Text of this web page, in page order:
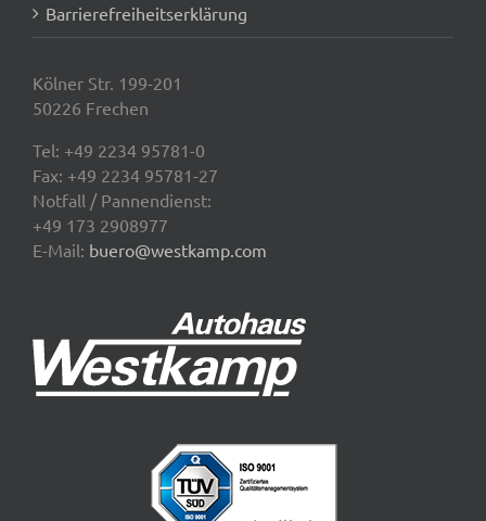
Barrierefreiheitserklärung
Kölner Str. 199-201
50226 Frechen
Tel: +49 2234 95781-0
Fax: +49 2234 95781-27
Notfall / Pannendienst:
+49 173 2908977
E-Mail: buero@westkamp.com